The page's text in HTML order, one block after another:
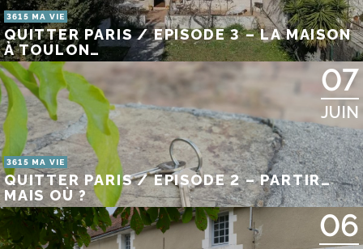
3615 MA VIE
QUITTER PARIS / EPISODE 3 – LA MAISON
À TOULON…
07
JUIN
3615 MA VIE
QUITTER PARIS / EPISODE 2 – PARTIR…
MAIS OÙ ?
06